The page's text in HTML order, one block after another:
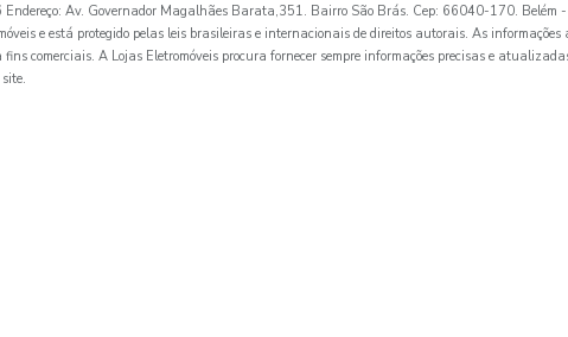
Av. Governador Magalhães Barata,351. Bairro São Brás. Cep: 66040-170.
e está protegido pelas leis brasileiras e internacionais de direitos autorais. As
comerciais. A Lojas Eletromóveis procura fornecer sempre informações precisas e